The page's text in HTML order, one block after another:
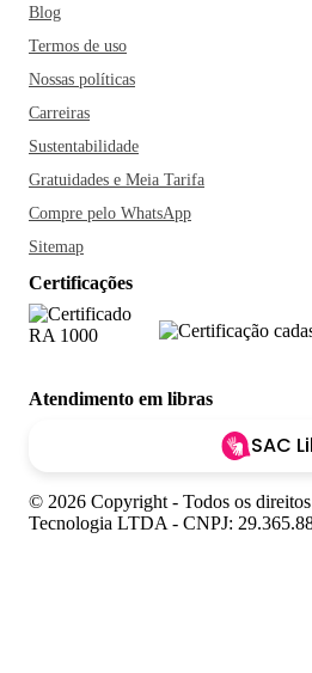
Blog
Termos de uso
Nossas políticas
Carreiras
Sustentabilidade
Gratuidades e Meia Tarifa
Compre pelo WhatsApp
Sitemap
Certificações
Atendimento em libras
SAC
© 2026 Copyright - Todos os
Tecnologia LTDA - CNPJ: